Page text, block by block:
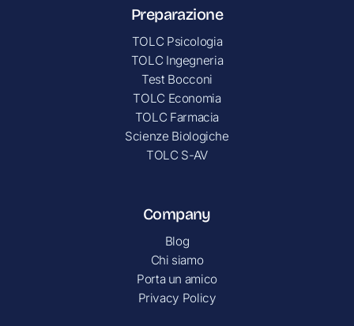
Preparazione
TOLC Psicologia
TOLC Ingegneria
Test Bocconi
TOLC Economia
TOLC Farmacia
Scienze Biologiche
TOLC S-AV
Company
Blog
Chi siamo
Porta un amico
Privacy Policy